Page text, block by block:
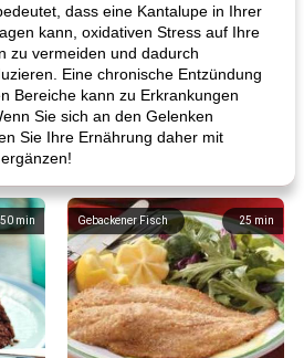
dass eine Kantalupe in Ihrer
kann, oxidativen Stress auf Ihre
zu vermeiden und dadurch
Eine chronische Entzündung
Bereiche kann zu Erkrankungen
Sie sich an den Gelenken
Sie Ihre Ernährung daher mit
50 min 25 min
Gebackener Fisch